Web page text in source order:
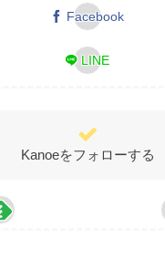
Facebook
LINE
Kanoeをフォローする